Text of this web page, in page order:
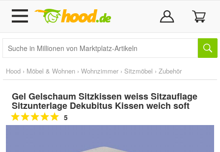
Hood › Möbel & Wohnen › Wohnzimmer › Sitzmöbel › Zubehör
Gel Gelschaum Sitzkissen weiss Sitzauflage
Sitzunterlage Dekubitus Kissen weich soft
5